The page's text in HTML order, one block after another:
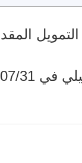
المقدم من
07/31